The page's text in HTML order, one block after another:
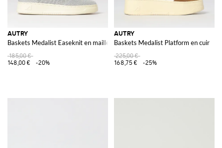
AUTRY
Baskets Medalist Easeknit en maille crochet
185,00 €
148,00 €
-20%
AUTRY
Baskets Medalist Platform en cuir
225,00 €
168,75 €
-25%